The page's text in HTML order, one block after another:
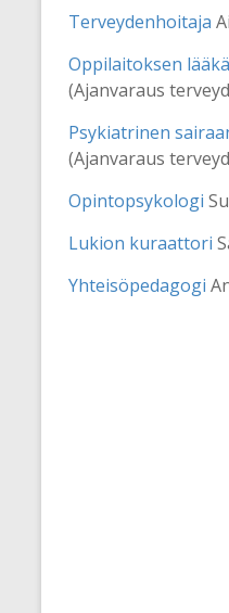
Terveydenhoitaja
Oppilaitoksen
(Ajanvaraus
Psykiatrinen
(Ajanvaraus
Opintopsykologi
Lukion kuraattori
Yhteisöpedagogi